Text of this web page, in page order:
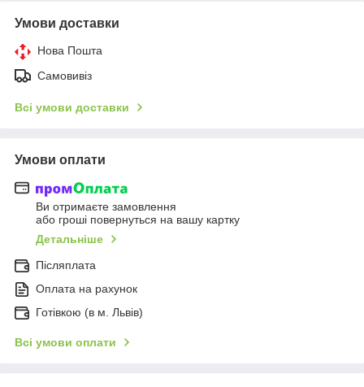
Умови доставки
Нова Пошта
Самовивіз
Всі умови доставки
Умови оплати
Ви отримаєте замовлення
або гроші повернуться на вашу картку
Детальніше
Післяплата
Оплата на рахунок
Готівкою (в м. Львів)
Всі умови оплати